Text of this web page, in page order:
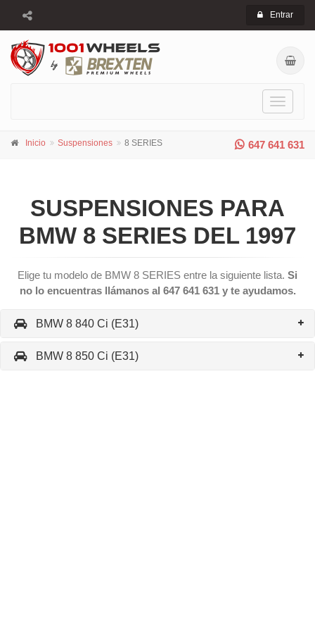
Entrar
Toggle
647 641 631
Inicio Suspensiones 8 SERIES
SUSPENSIONES PARA
BMW 8 SERIES DEL 1997
Elige tu modelo de BMW 8 SERIES entre la siguiente lista. Si
no lo encuentras llámanos al 647 641 631 y te ayudamos.
BMW 8 840 Ci (E31)
BMW 8 850 Ci (E31)